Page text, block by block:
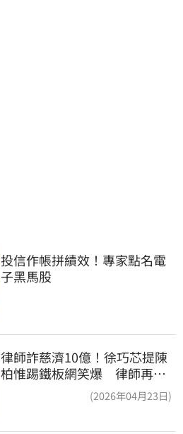
投信作帳拼績效！專家點名電
子黑馬股
律師詐慈濟10億！徐巧芯提陳
柏惟踢鐵板網笑爆 律師再曬1
(2026年04月23日)